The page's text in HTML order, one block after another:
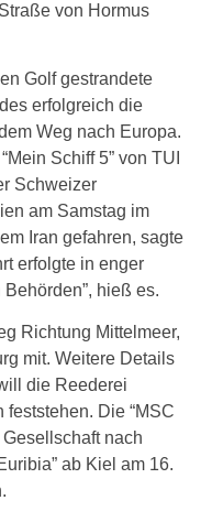
von Hormus
Golf gestrandete
erfolgreich die
Weg nach Europa.
Schiff 5” von TUI
Schweizer
am Samstag im
Iran gefahren, sagte
erfolgte in enger
hieß es.
Richtung Mittelmeer,
mit. Weitere Details
die Reederei
Die “MSC
nach
ab Kiel am 16.